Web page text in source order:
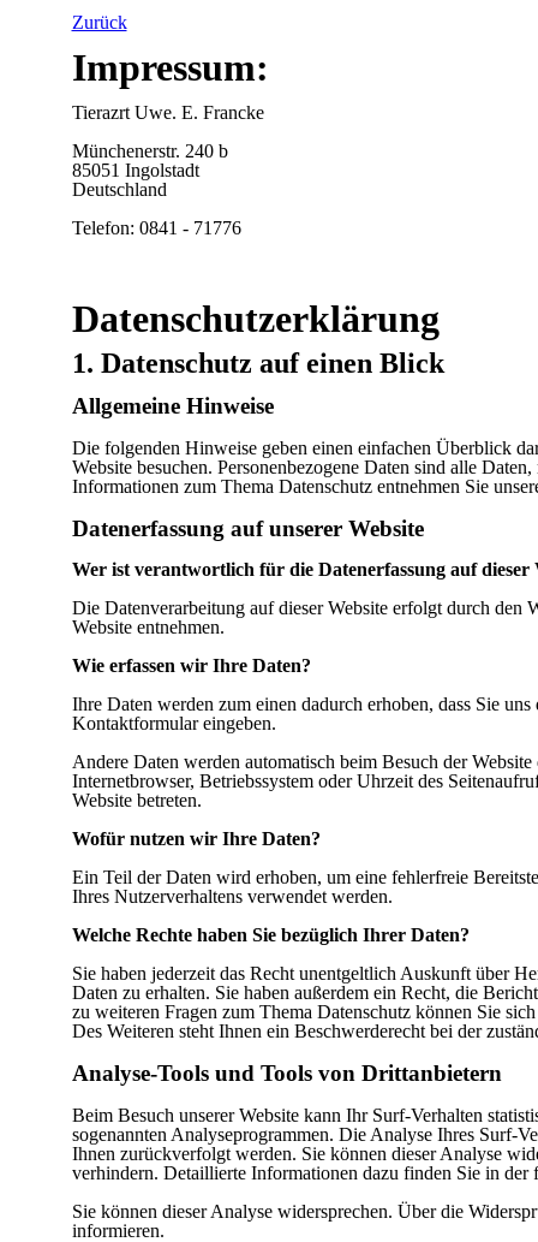
Zurück
Impressum:
Tierazrt Uwe. E. Francke
Münchenerstr. 240 b
85051 Ingolstadt
Deutschland
Telefon: 0841 - 71776
Datenschutzerklärung
1. Datenschutz auf einen Blick
Allgemeine Hinweise
Die folgenden Hinweise geben einen einfachen Überblick
Website besuchen. Personenbezogene Daten sind alle
Informationen zum Thema Datenschutz entnehmen Sie
Datenerfassung auf unserer Website
Wer ist verantwortlich für die Datenerfassung auf dieser
Die Datenverarbeitung auf dieser Website erfolgt durch den
Website entnehmen.
Wie erfassen wir Ihre Daten?
Ihre Daten werden zum einen dadurch erhoben, dass Sie
Kontaktformular eingeben.
Andere Daten werden automatisch beim Besuch der
Internetbrowser, Betriebssystem oder Uhrzeit des
Website betreten.
Wofür nutzen wir Ihre Daten?
Ein Teil der Daten wird erhoben, um eine fehlerfreie
Ihres Nutzerverhaltens verwendet werden.
Welche Rechte haben Sie bezüglich Ihrer Daten?
Sie haben jederzeit das Recht unentgeltlich Auskunft über
Daten zu erhalten. Sie haben außerdem ein Recht, die
zu weiteren Fragen zum Thema Datenschutz können Sie
Des Weiteren steht Ihnen ein Beschwerderecht bei der
Analyse-Tools und Tools von Drittanbietern
Beim Besuch unserer Website kann Ihr Surf-Verhalten
sogenannten Analyseprogrammen. Die Analyse Ihres Surf-
Ihnen zurückverfolgt werden. Sie können dieser Analyse
verhindern. Detaillierte Informationen dazu finden Sie in der
Sie können dieser Analyse widersprechen. Über die
informieren.